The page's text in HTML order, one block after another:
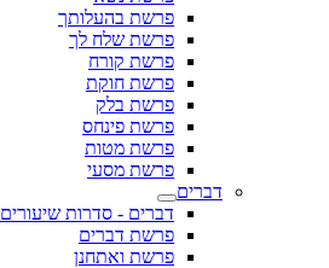
פרשת בהעלותך
פרשת שלח לך
פרשת קורח
פרשת חוקת
פרשת בלק
פרשת פינחס
פרשת מטות
פרשת מסעי
דברים
דברים - סדרות שיעורים
פרשת דברים
פרשת ואתחנן